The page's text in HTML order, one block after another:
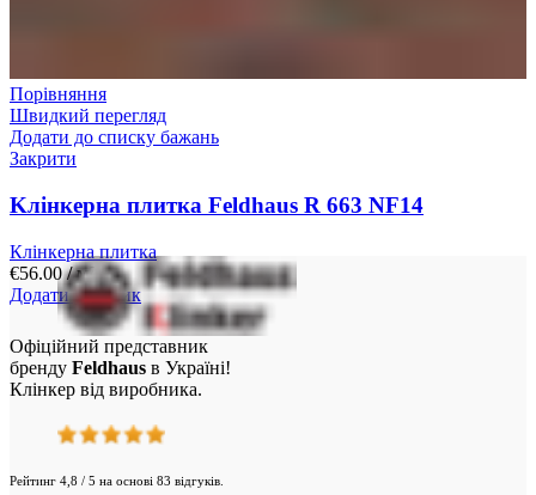
Порівняння
Швидкий перегляд
Додати до списку бажань
Закрити
Kлінкерна плитка Feldhaus R 663 NF14
Клінкерна плитка
€56.00/ м²
Додати у кошик
Офіційний представник
бренду Feldhaus в Україні!
Клінкер від виробника.
Рейтинг 4,8 / 5 на основі 83 відгуків.